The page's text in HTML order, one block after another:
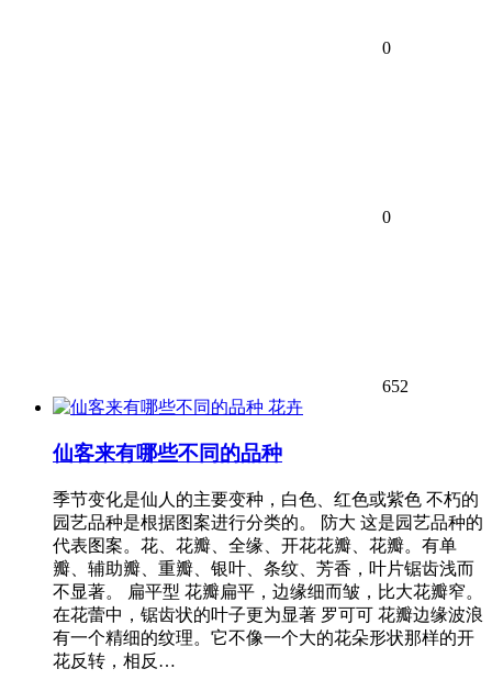
0
0
652
花卉
仙客来有哪些不同的品种
季节变化是仙人的主要变种，白色、红色或紫色 不朽的
园艺品种是根据图案进行分类的。 防大 这是园艺品种的
代表图案。花、花瓣、全缘、开花花瓣、花瓣。有单
瓣、辅助瓣、重瓣、银叶、条纹、芳香，叶片锯齿浅而
不显著。 扁平型 花瓣扁平，边缘细而皱，比大花瓣窄。
在花蕾中，锯齿状的叶子更为显著 罗可可 花瓣边缘波浪
有一个精细的纹理。它不像一个大的花朵形状那样的开
花反转，相反…